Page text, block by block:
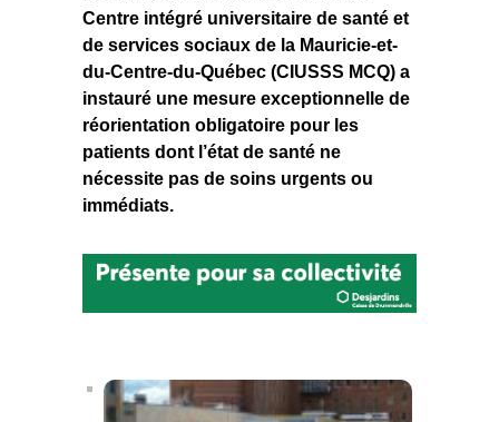
Centre intégré universitaire de santé et
de services sociaux de la Mauricie-et-
du-Centre-du-Québec (CIUSSS MCQ) a
instauré une mesure exceptionnelle de
réorientation obligatoire pour les
patients dont l’état de santé ne
nécessite pas de soins urgents ou
immédiats.